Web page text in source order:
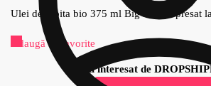
Ulei de rapita bio 375 ml Big Nature presat
Adaugă la Favorite
Esti interesat de